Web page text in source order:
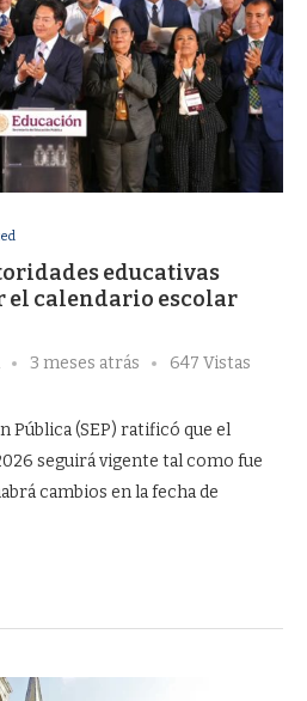
educativas
el calendario escolar
3 meses atrás 647 Vistas
Pública (SEP) ratificó que el
seguirá vigente tal como fue
cambios en la fecha de